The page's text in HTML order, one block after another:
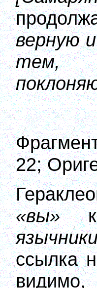
верную
тем,
22;
«вы»
ссылка